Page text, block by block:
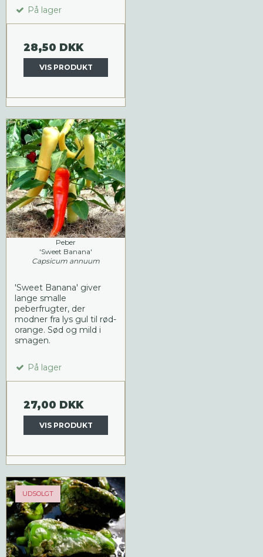
På lager
28,50 DKK
VIS PRODUKT
Peber
'Sweet Banana'
Capsicum annuum
'Sweet Banana' giver
lange smalle
peberfrugter, der
modner fra lys gul til rød-
orange. Sød og mild i
smagen.
På lager
27,00 DKK
VIS PRODUKT
UDSOLGT